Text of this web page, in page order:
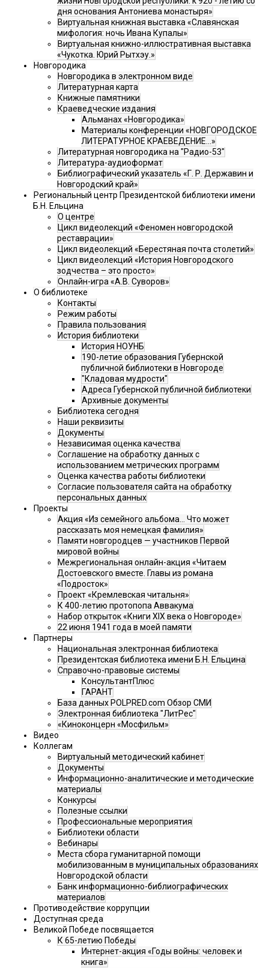
дня основания Антониева монастыря»
Виртуальная книжная выставка «Славянская
мифология: ночь Ивана Купалы»
Виртуальная книжно-иллюстративная выставка
«Чукотка. Юрий Рытхэу.»
Новгородика
Новгородика в электронном виде
Литературная карта
Книжные памятники
Краеведческие издания
Альманах «Новгородика»
Материалы конференции «НОВГОРОДСКОЕ
ЛИТЕРАТУРНОЕ КРАЕВЕДЕНИЕ...»
Литературная новгородика на "Радио-53"
Литература-аудиоформат
Библиографический указатель «Г. Р. Державин и
Новгородский край»
Региональный центр Президентской библиотеки имени
Б.Н. Ельцина
О центре
Цикл видеолекций «Феномен новгородской
реставрации»
Цикл видеолекций «Берестяная почта столетий»
Цикл видеолекций «История Новгородского
зодчества – это просто»
Онлайн-игра «А.В. Суворов»
О библиотеке
Контакты
Режим работы
Правила пользования
История библиотеки
История НОУНБ
190-летие образования Губернской
публичной библиотеки в Новгороде
"Кладовая мудрости"
Адреса Губернской публичной библиотеки
Архивные документы
Библиотека сегодня
Наши реквизиты
Документы
Независимая оценка качества
Соглашение на обработку данных с
использованием метрических программ
Оценка качества работы библиотеки
Согласие пользователя сайта на обработку
персональных данных
Проекты
Акция «Из семейного альбома... Что может
рассказать моя немецкая фамилия»
Памяти новгородцев — участников Первой
мировой войны
Межрегиональная онлайн-акция «Читаем
Достоевского вместе. Главы из романа
«Подросток»
Проект «Кремлевская читальня»
К 400-летию протопопа Аввакума
Набор открыток «Книги XIX века о Новгороде»
22 июня 1941 года в моей памяти
Партнеры
Национальная электронная библиотека
Президентская библиотека имени Б.Н. Ельцина
Справочно-правовые системы
КонсультантПлюс
ГАРАНТ
База данных POLPRED.com Обзор СМИ
Электронная библиотека "ЛитРес"
«Киноконцерн «Мосфильм»
Видео
Коллегам
Виртуальный методический кабинет
Документы
Информационно-аналитические и методические
материалы
Конкурсы
Полезные ссылки
Профессиональные мероприятия
Библиотеки области
Вебинары
Места сбора гуманитарной помощи
мобилизованным в муниципальных образованиях
Новгородской области
Банк информационно-библиографических
материалов
Противодействие коррупции
Доступная среда
Великой Победе посвящается
К 65-летию Победы
Интернет-акция «Годы войны: человек и
книга»